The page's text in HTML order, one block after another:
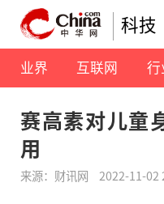
科技
业界 互联网 行
赛高素对儿童
用
来源：财讯网 2022-11-02